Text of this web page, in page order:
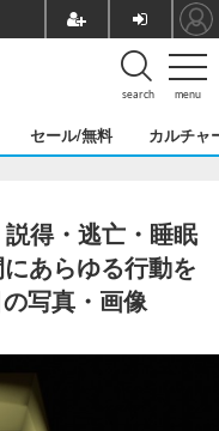
menu
search
セール/無料 カルチャ
説得・逃亡・睡眠
あらゆる行動を
写真・画像